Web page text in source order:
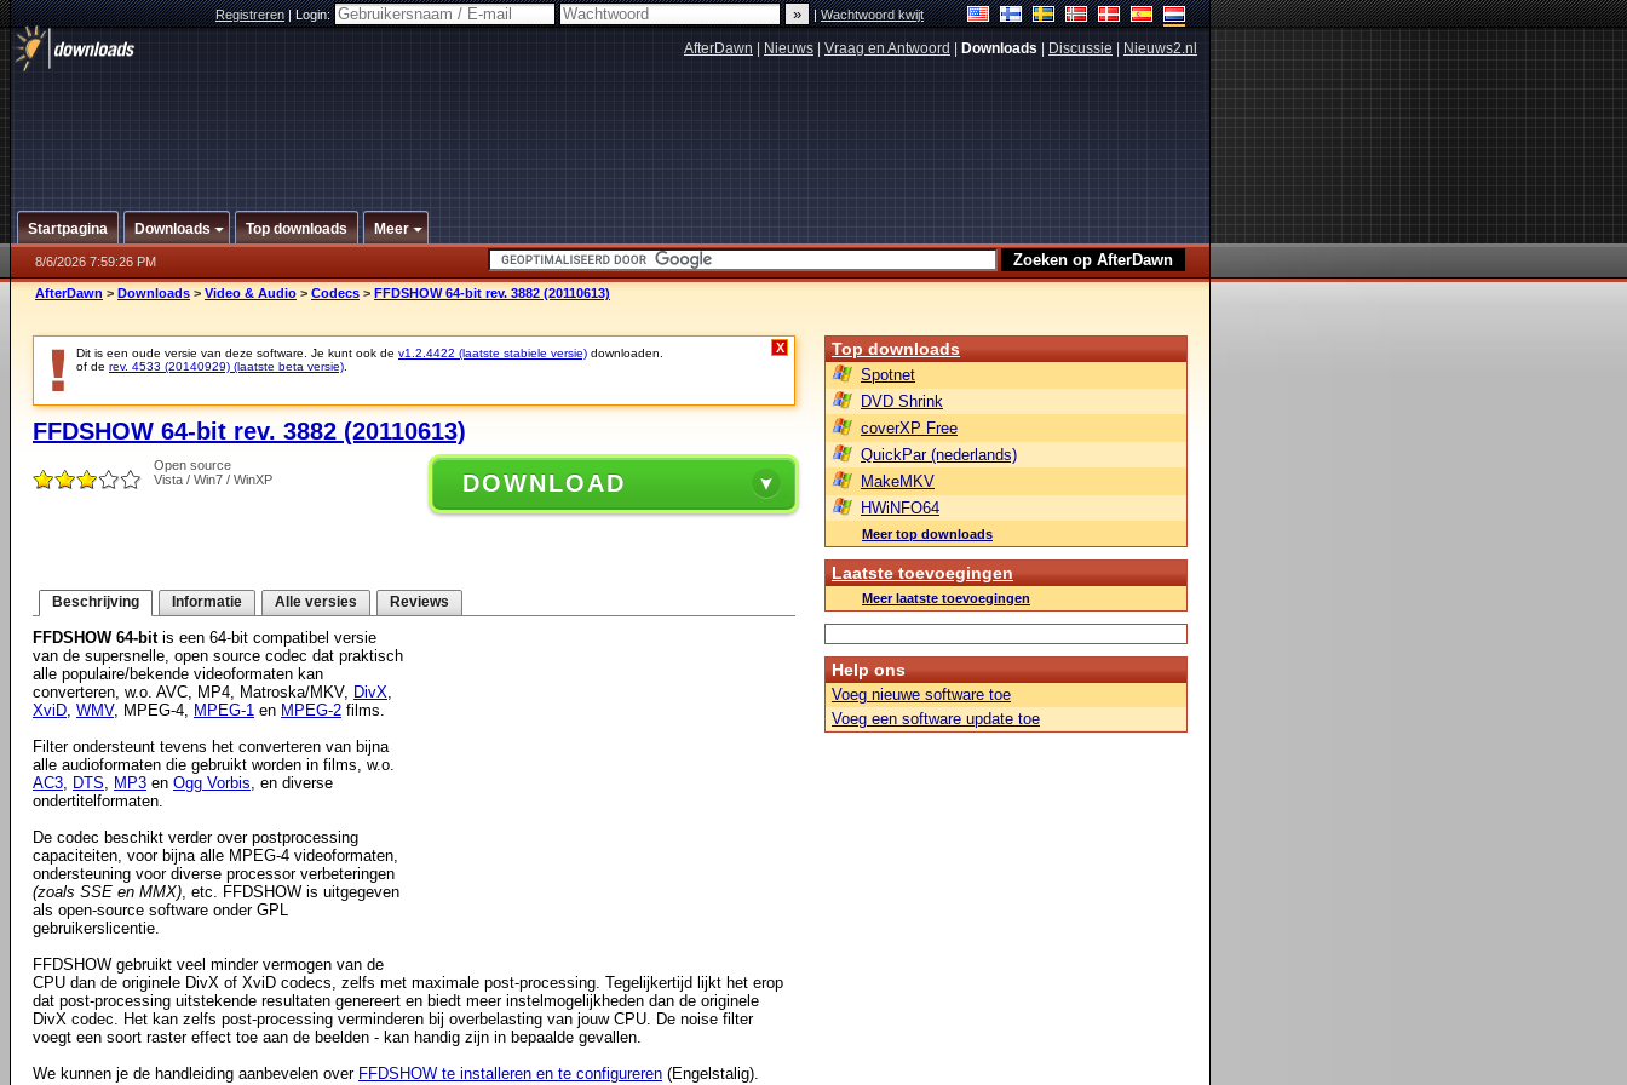
Registreren|Login: |Wachtwoord kwijt
AfterDawn Nieuws Vraag en Antwoord Downloads Discussie Nieuws2.nl
Startpagina Downloads Top downloads Meer
8/6/2026 7:59:26 PM
AfterDawn > Downloads > Video & Audio > Codecs > FFDSHOW 64-bit rev. 3882 (20110613)
Dit is een oude versie van deze software. Je kunt ook de v1.2.4422 (laatste stabiele versie) downloaden.
of de rev. 4533 (20140929) (laatste beta versie)
X
FFDSHOW 64-bit rev. 3882 (20110613)
Open source
Vista / Win7 / WinXP
DOWNLOAD
Beschrijving Informatie Alle versies Reviews
FFDSHOW 64-bitis een 64-bit compatibel versie
van de supersnelle, open source codec dat praktisch
alle populaire/bekende videoformaten kan
converteren, w.o. AVC, MP4, Matroska/MKV, DivX,
XviD, WMV, MPEG-4, MPEG-1 en MPEG-2 films.
Filter ondersteunt tevens het converteren van bijna
alle audioformaten die gebruikt worden in films, w.o.
AC3, DTS, MP3 en Ogg Vorbis, en diverse
ondertitelformaten.
De codec beschikt verder over postprocessing
capaciteiten, voor bijna alle MPEG-4 videoformaten,
ondersteuning voor diverse processor verbeteringen
(zoals SSE en MMX), etc. FFDSHOW is uitgegeven
als open-source software onder GPL
gebruikerslicentie.
FFDSHOW gebruikt veel minder vermogen van de
CPU dan de originele DivX of XviD codecs, zelfs met maximale post-processing. Tegelijkertijd lijkt het erop
dat post-processing uitstekende resultaten genereert en biedt meer instelmogelijkheden dan de originele
DivX codec. Het kan zelfs post-processing verminderen bij overbelasting van jouw CPU. De noise filter
voegt een soort raster effect toe aan de beelden - kan handig zijn in bepaalde gevallen.
We kunnen je de handleiding aanbevelen over FFDSHOW te installeren en te configureren (Engelstalig).
Top downloads
Spotnet
DVD Shrink
coverXP Free
QuickPar (nederlands)
MakeMKV
HWiNFO64
Meer top downloads
Laatste toevoegingen
Meer laatste toevoegingen
Help ons
Voeg nieuwe software toe
Voeg een software update toe